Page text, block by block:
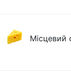
Місцевий